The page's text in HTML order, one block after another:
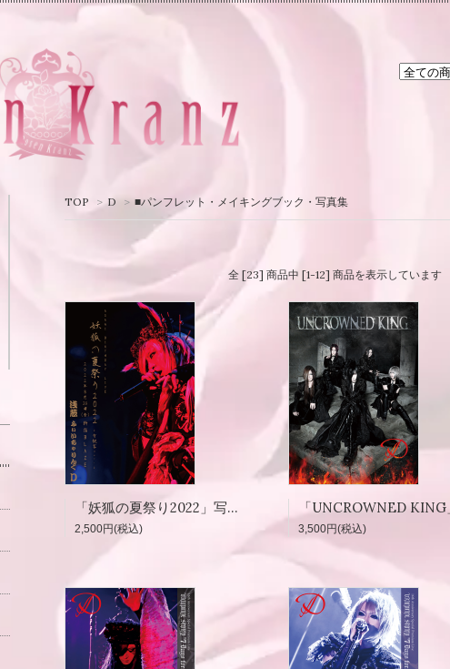
TOP > D > ■パンフレット・メイキングブック・写真集
全 [23] 商品中 [1-12] 商品を表示しています
「妖狐の夏祭り2022」写真集
2,500円(税込) 3,500円(税込)